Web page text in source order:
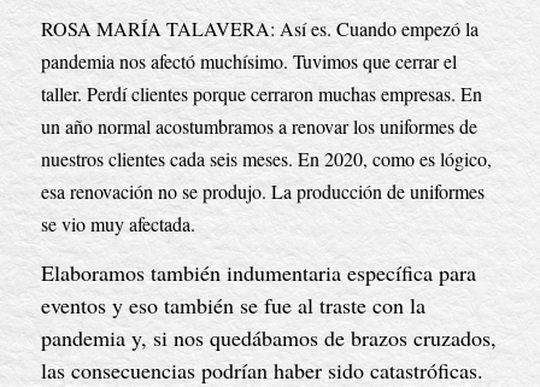
ROSA MARÍA TALAVERA: Así es. Cuando empezó la
pandemia nos afectó muchísimo. Tuvimos que cerrar el
taller. Perdí clientes porque cerraron muchas empresas. En
un año normal acostumbramos a renovar los uniformes de
nuestros clientes cada seis meses. En 2020, como es lógico,
esa renovación no se produjo. La producción de uniformes
se vio muy afectada.
Elaboramos también indumentaria específica para
eventos y eso también se fue al traste con la
pandemia y, si nos quedábamos de brazos cruzados,
las consecuencias podrían haber sido catastróficas.